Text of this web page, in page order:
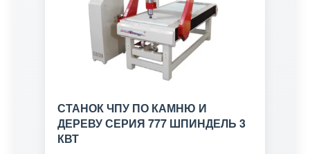
СТАНОК ЧПУ ПО КАМНЮ И
ДЕРЕВУ СЕРИЯ 777 ШПИНДЕЛЬ 3
КВТ